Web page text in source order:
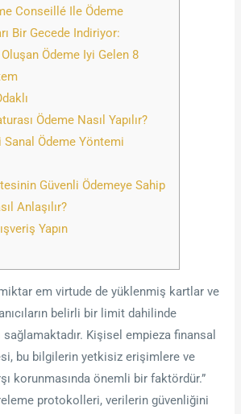
Conseillé Ile Ödeme
Bir Gecede Indiriyor:
Ödeme Iyi Gelen 8
Ödeme Nasıl Yapılır?
Sanal Ödeme Yöntemi
Güvenli Ödemeye Sahip
Anlaşılır?
Yapın
em virtude de yüklenmiş kartlar ve
belirli bir limit dahilinde
sağlamaktadır. Kişisel empieza finansal
bu bilgilerin yetkisiz erişimlere ve
korunmasında önemli bir faktördür.”
protokolleri, verilerin güvenliğini